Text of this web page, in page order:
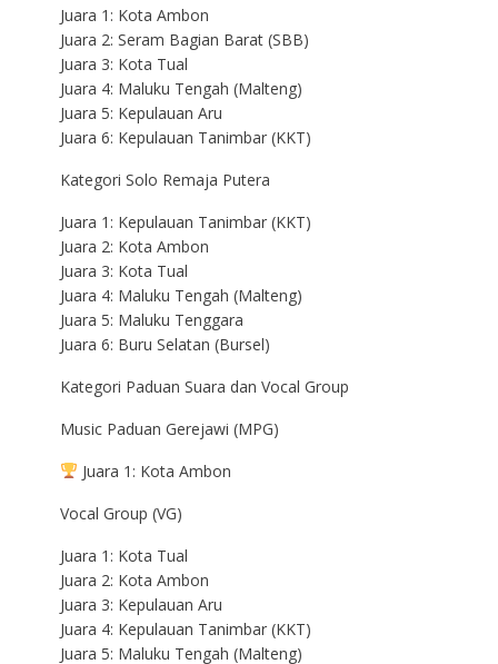
Juara 1: Kota Ambon
Juara 2: Seram Bagian Barat (SBB)
Juara 3: Kota Tual
Juara 4: Maluku Tengah (Malteng)
Juara 5: Kepulauan Aru
Juara 6: Kepulauan Tanimbar (KKT)
Kategori Solo Remaja Putera
Juara 1: Kepulauan Tanimbar (KKT)
Juara 2: Kota Ambon
Juara 3: Kota Tual
Juara 4: Maluku Tengah (Malteng)
Juara 5: Maluku Tenggara
Juara 6: Buru Selatan (Bursel)
Kategori Paduan Suara dan Vocal Group
Music Paduan Gerejawi (MPG)
Juara 1: Kota Ambon
Vocal Group (VG)
Juara 1: Kota Tual
Juara 2: Kota Ambon
Juara 3: Kepulauan Aru
Juara 4: Kepulauan Tanimbar (KKT)
Juara 5: Maluku Tengah (Malteng)